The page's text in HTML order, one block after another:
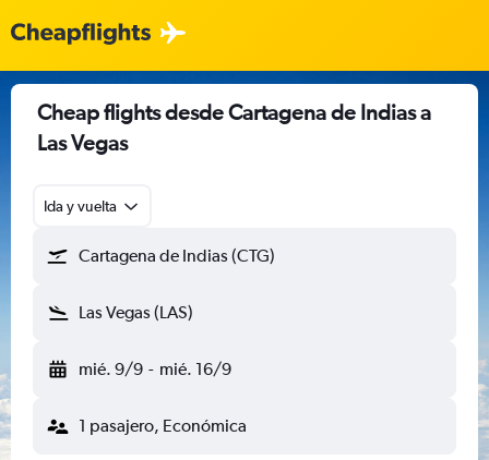
Cheap flights desde Cartagena de Indias a
Las Vegas
Ida y vuelta
Cartagena de Indias (CTG)
Las Vegas (LAS)
mié. 9/9 - mié. 16/9
1 pasajero, Económica